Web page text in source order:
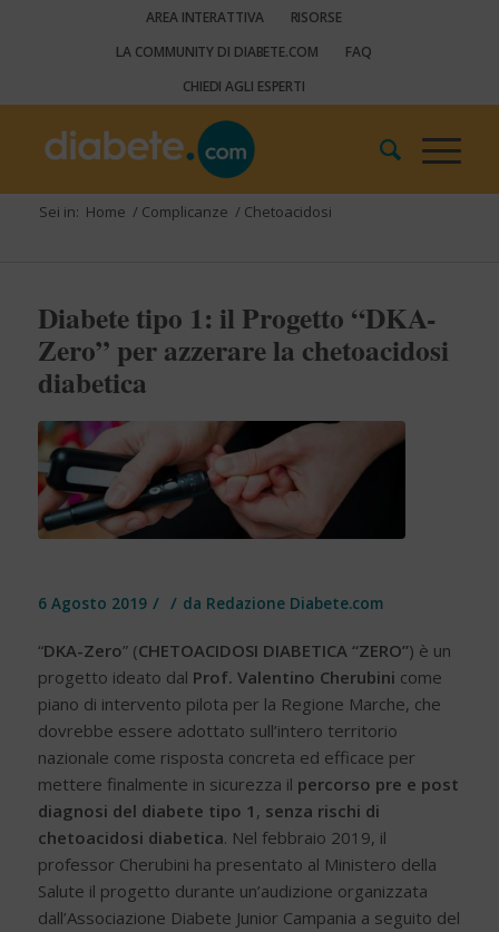
AREA INTERATTIVA
RISORSE
LA COMMUNITY DI DIABETE.COM
FAQ
CHIEDI AGLI ESPERTI
Sei in: Home / Complicanze / Chetoacidosi
Diabete tipo 1: il Progetto “DKA-
Zero” per azzerare la chetoacidosi
diabetica
6 Agosto 2019 / / da Redazione Diabete.com
“DKA-Zero” (CHETOACIDOSI DIABETICA “ZERO”) è un
progetto ideato dal Prof. Valentino Cherubini come
piano di intervento pilota per la Regione Marche, che
dovrebbe essere adottato sull’intero territorio
nazionale come risposta concreta ed efficace per
mettere finalmente in sicurezza il percorso pre e post
diagnosi del diabete tipo 1 , senza rischi di
chetoacidosi diabetica. Nel febbraio 2019, il
professor Cherubini ha presentato al Ministero della
Salute il progetto durante un’audizione organizzata
dall’Associazione Diabete Junior Campania a seguito del